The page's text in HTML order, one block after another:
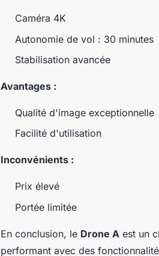
Caméra 4K
Autonomie de vol : 30 minutes
Stabilisation avancée
Avantages :
Qualité d'image exceptionnelle
Facilité d'utilisation
Inconvénients :
Prix élevé
Portée limitée
En conclusion, le Drone A est un
performant avec des